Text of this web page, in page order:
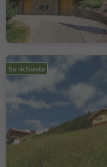
Su richiesta